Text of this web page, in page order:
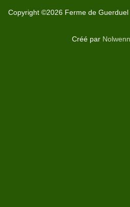
Copyright ©2026 Ferme de Guerduel
Créé par